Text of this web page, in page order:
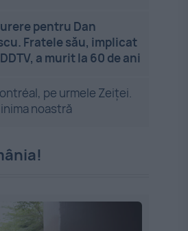
pentru Dan
Fratele său, implicat
a murit la 60 de ani
pe urmele Zeiței.
noastră